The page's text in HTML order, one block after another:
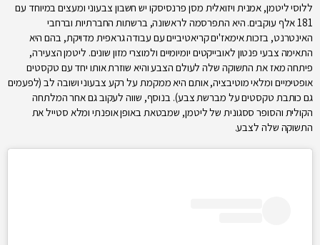
ללוסי ליטמן, אמנית ויזואלית מסן פרנסיסקו יש חשבון צבעוני ומעצים במיוחד עם
181 אלף עוקבים. היא התפרסמה לראשונה, ברשתות החברתיות וברחבי
האינטרנט, בזכות אימאז'ים קריאטיביים עם עבודה גראפית מדויקת, בהם היא
התאימה צבעי פנטון לאובייקטים יומיומיים ולמוצרי מזון שונים. ליטמן הצעירה,
פיתחה מאז את התשוקה שלה לעולם הצבע והיא שוזרת אותו יחד עם טקסטים
אופטימיים ומלאי מוטיבציה, אותם היא ממקמת על רקע צבעוני ושובה לב (לפעמים
גם כותבת טקסטים על מברשת צבע). בנוסף, שווה לעקוב גם אחר המלתחה
הקולית והסופר ססגונית של ליטמן, שמבטאת באופן אופנתי ומלא סטייל את
התשוקה שלה לצבע.